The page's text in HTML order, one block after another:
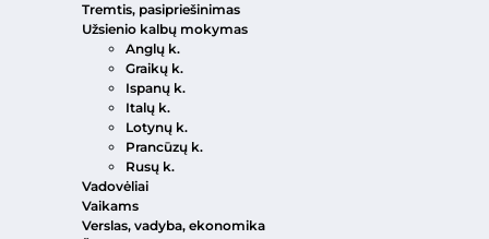
Tremtis, pasipriešinimas
Užsienio kalbų mokymas
Anglų k.
Graikų k.
Ispanų k.
Italų k.
Lotynų k.
Prancūzų k.
Rusų k.
Vadovėliai
Vaikams
Verslas, vadyba, ekonomika